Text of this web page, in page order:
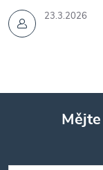
23.3.2026